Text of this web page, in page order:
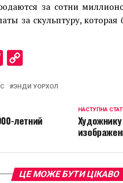
за сотни
за скульптуру,
Telegram
ЭНДИ УОРХОЛ
НАСТУПНА
летний
ЦЕ МОЖЕ БУТИ ЦІКАВО